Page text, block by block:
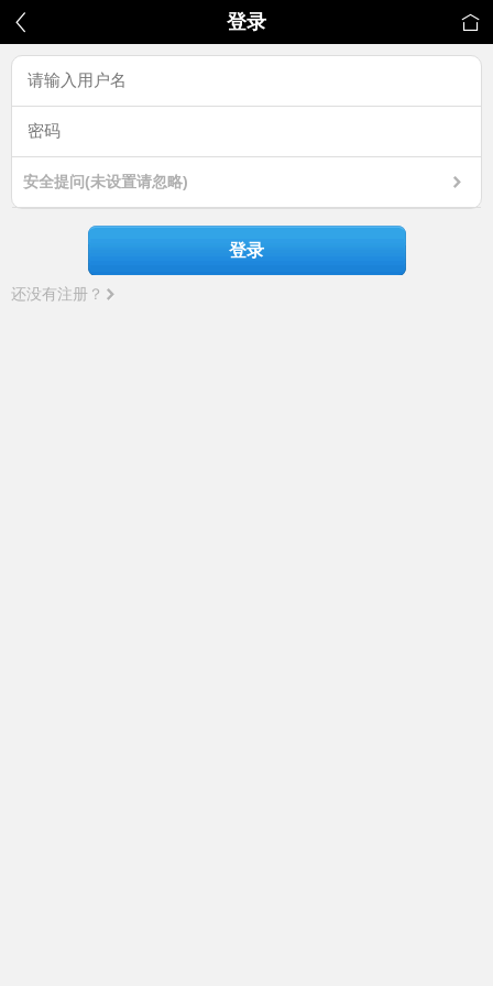
登录
安全提问(未设置请忽略)
登录
还没有注册？